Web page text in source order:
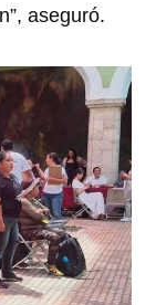
aseguró.